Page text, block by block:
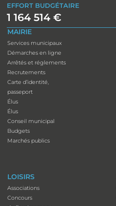
EFFORT BUDGÉTAIRE
1 164 514 €
MAIRIE
Services municipaux
Démarches en ligne
Arrêtés et réglements
Recrutements
Carte d’identité,
passeport
Élus
Élus
Conseil municipal
Budgets
Marchés publics
LOISIRS
Associations
Concours